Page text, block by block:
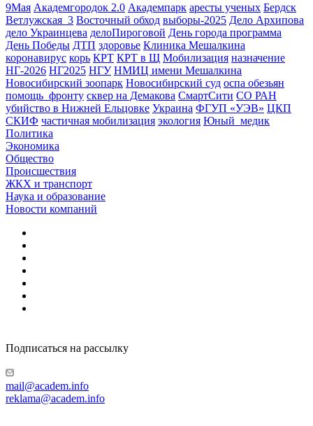
9Мая Академгородок 2.0 Академпарк аресты ученых Бердск
Ветлужская_3 Восточный обход выборы-2025 Дело Архипова
дело Украинцева делоПироговой День города программа
День Победы ДТП здоровье Клиника Мешалкина
коронавирус корь КРТ КРТ в Щ Мобилизация назначение
НГ-2026 НГ2025 НГУ НМИЦ имени Мешалкина
Новосибирский зоопарк Новосибирский суд оспа обезьян
помощь_фронту сквер на Демакова СмартСити СО РАН
убийство в Нижней Ельцовке Украина ФГУП «УЭВ» ЦКП
СКИФ частичная мобилизация экология Юный_медик
Политика
Экономика
Общество
Происшествия
ЖКХ и транспорт
Наука и образование
Новости компаний
Подписаться на рассылку
mail@academ.info
reklama@academ.info